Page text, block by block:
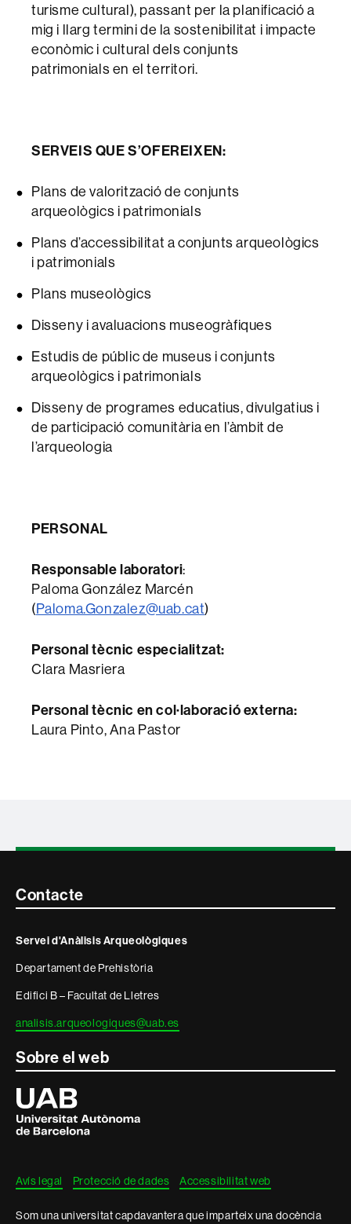
turisme cultural), passant per la planificació a
mig i llarg termini de la sostenibilitat i impacte
econòmic i cultural dels conjunts
patrimonials en el territori.
SERVEIS QUE S’OFEREIXEN:
Plans de valorització de conjunts
arqueològics i patrimonials
Plans d’accessibilitat a conjunts arqueològics
i patrimonials
Plans museològics
Disseny i avaluacions museogràfiques
Estudis de públic de museus i conjunts
arqueològics i patrimonials
Disseny de programes educatius, divulgatius i
de participació comunitària en l’àmbit de
l’arqueologia
PERSONAL
Responsablelaboratori:
Paloma González Marcén
(Paloma.Gonzalez@uab.cat)
Personal tècnic especialitzat:
Clara Masriera
Personal tècnic en col·laboració externa:
Laura Pinto, Ana Pastor
Contacte
informació
legal
Contacte
Servei d'Anàlisis Arqueològiques
Departament de Prehistòria
Edifici B – Facultat de Lletres
analisis.arqueologiques@uab.es
Sobre el web
Universitat
Autònoma
de
Barcelona
Avís legal Protecció de dades Accessibilitat web
Som una universitat capdavantera que imparteix una docència